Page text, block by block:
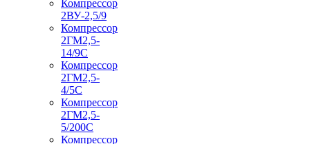
Компрессор
2ВУ-2,5/9
Компрессор
2ГМ2,5-
14/9С
Компрессор
2ГМ2,5-
4/5С
Компрессор
2ГМ2,5-
5/200С
Компрессор